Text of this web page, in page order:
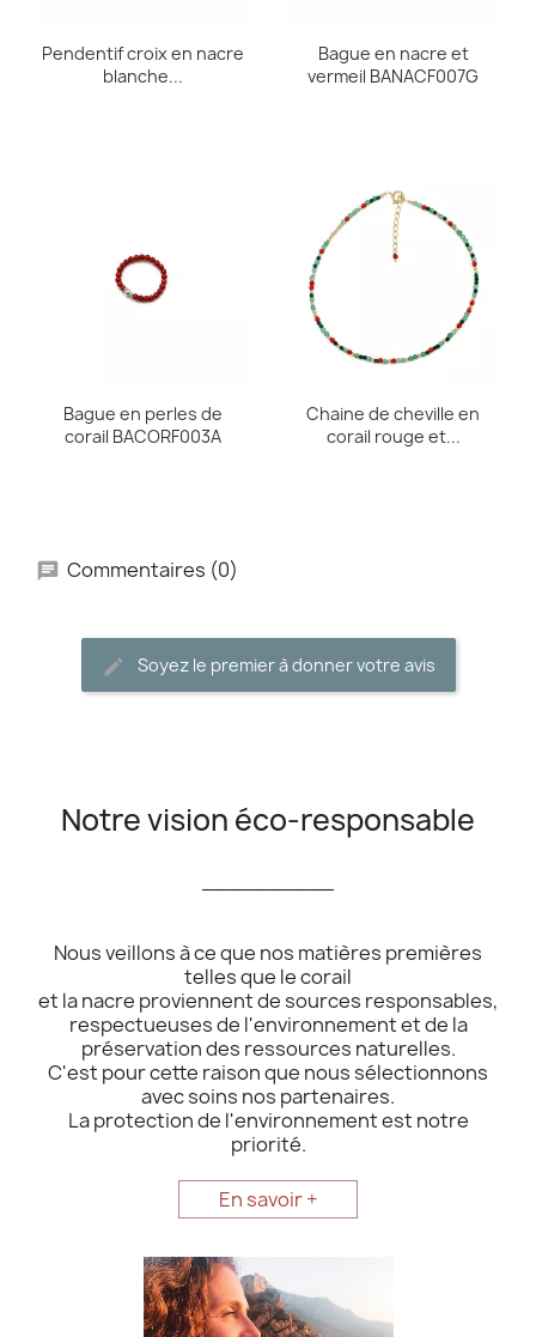
Pendentif croix en nacre
blanche...
Bague en nacre et
vermeil BANACF007G
Bague en perles de
corail BACORF003A
Chaine de cheville en
corail rouge et...
Commentaires (0)
Soyez le premier à donner votre avis
Notre vision éco-responsable
Nous veillons à ce que nos matières premières
telles que le corail
et la nacre proviennent de sources responsables,
respectueuses de l'environnement et de la
préservation des ressources naturelles.
C'est pour cette raison que nous sélectionnons
avec soins nos partenaires.
La protection de l'environnement est notre
priorité.
En savoir +